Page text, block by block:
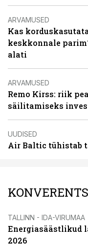
ARVAMUSED
Kas
keskkonnale
alati
ARVAMUSED
Remo Kirss: riik
säilitamiseks
UUDISED
Air Baltic tühistab
TALLINN - IDA-VIRUMAA
Energiasäästlikud
2026